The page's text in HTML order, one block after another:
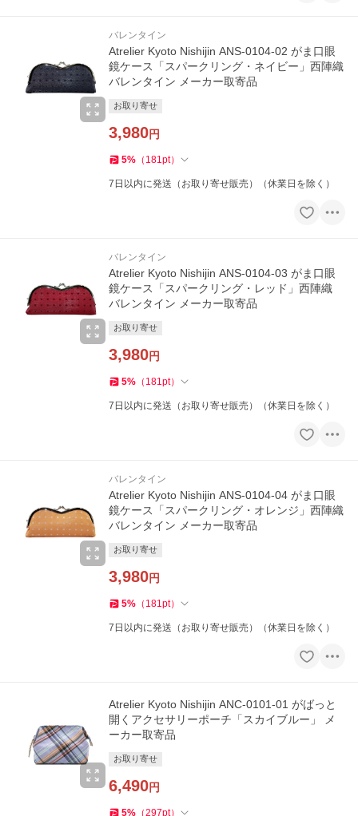
バレンタイン
Atrelier Kyoto Nishijin ANS-0104-02 がま口眼
鏡ケース「スパークリング・ネイビー」西陣織
バレンタイン メーカー取寄品
お取り寄せ
3,980円
5% （ 181pt）
7日以内に発送（お取り寄せ販売）（休業日を除く）
バレンタイン
Atrelier Kyoto Nishijin ANS-0104-03 がま口眼
鏡ケース「スパークリング・レッド」西陣織
バレンタイン メーカー取寄品
お取り寄せ
3,980円
5% （ 181pt）
7日以内に発送（お取り寄せ販売）（休業日を除く）
バレンタイン
Atrelier Kyoto Nishijin ANS-0104-04 がま口眼
鏡ケース「スパークリング・オレンジ」西陣織
バレンタイン メーカー取寄品
お取り寄せ
3,980円
5% （ 181pt）
7日以内に発送（お取り寄せ販売）（休業日を除く）
Atrelier Kyoto Nishijin ANC-0101-01 がばっと
開くアクセサリーポーチ「スカイブルー」 メ
ーカー取寄品
お取り寄せ
6,490円
5% （297pt）